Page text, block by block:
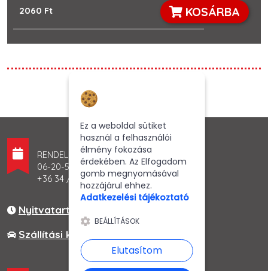
KOSÁRBA
2060 Ft
RENDELÉSFELVÉTEL
06-20-541-6168
+36 34 / 300 - 452
Nyitvatartás
Szállítási körzetek és díjak
Ez a weboldal sütiket
használ a felhasználói
élmény fokozása
érdekében. Az Elfogadom
gomb megnyomásával
hozzájárul ehhez.
Adatkezelési tájékoztató
BEÁLLÍTÁSOK
Elutasítom